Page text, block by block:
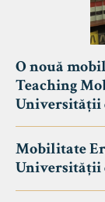
O nouă
Teaching
Universității
Mobilitate
Universității